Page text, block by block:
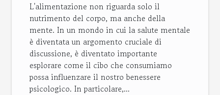
L'alimentazione non riguarda solo il
nutrimento del corpo, ma anche della
mente. In un mondo in cui la salute mentale
è diventata un argomento cruciale di
discussione, è diventato importante
esplorare come il cibo che consumiamo
possa influenzare il nostro benessere
psicologico. In particolare,...